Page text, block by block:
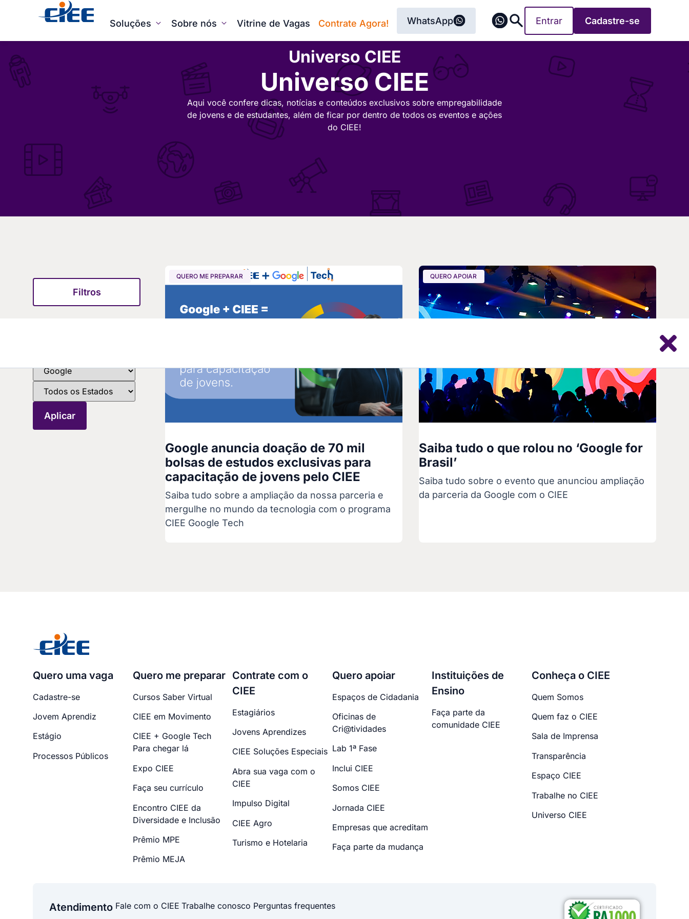
Soluções Sobre nós Vitrine de Vagas Contrate Agora! WhatsApp Entrar Cadastre-se
Universo CIEE
Universo CIEE
Aqui você confere dicas, notícias e conteúdos exclusivos sobre empregabilidade
de jovens e de estudantes, além de ficar por dentro de todos os eventos e ações
do CIEE!
Filtros
QUERO ME PREPARAR
Google anuncia doação de 70 mil
bolsas de estudos exclusivas para
capacitação de jovens pelo CIEE
Saiba tudo sobre a ampliação da nossa parceria e
mergulhe no mundo da tecnologia com o programa
CIEE Google Tech
QUERO APOIAR
Saiba tudo o que rolou no ‘Google for
Brasil’
Saiba tudo sobre o evento que anunciou ampliação
da parceria da Google com o CIEE
Quero uma vaga
Cadastre-se
Jovem Aprendiz
Estágio
Processos Públicos
Quero me preparar
Cursos Saber Virtual
CIEE em Movimento
CIEE + Google Tech
Para chegar lá
Expo CIEE
Faça seu currículo
Encontro CIEE da
Diversidade e Inclusão
Prêmio MPE
Prêmio MEJA
Contrate com o
CIEE
Estagiários
Jovens Aprendizes
CIEE Soluções Especiais
Abra sua vaga com o
CIEE
Impulso Digital
CIEE Agro
Turismo e Hotelaria
Quero apoiar
Espaços de Cidadania
Oficinas de
Cri@tividades
Lab 1ª Fase
Inclui CIEE
Somos CIEE
Jornada CIEE
Empresas que acreditam
Faça parte da mudança
Instituições de
Ensino
Faça parte da
comunidade CIEE
Conheça o CIEE
Quem Somos
Quem faz o CIEE
Sala de Imprensa
Transparência
Espaço CIEE
Trabalhe no CIEE
Universo CIEE
Atendimento Fale com o CIEE Trabalhe conosco Perguntas frequentes